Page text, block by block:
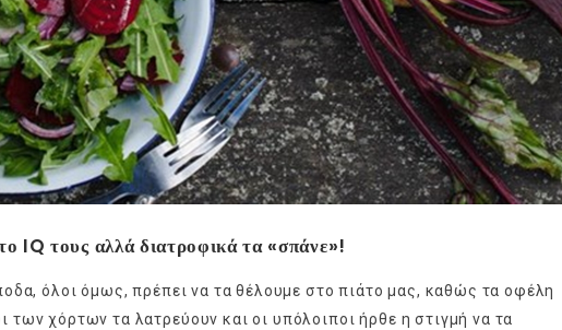
IQ τους αλλά διατροφικά τα «σπάνε»!
όλοι όμως, πρέπει να τα θέλουμε στο πιάτο μας, καθώς τα οφέλη
των χόρτων τα λατρεύουν και οι υπόλοιποι ήρθε η στιγμή να τα